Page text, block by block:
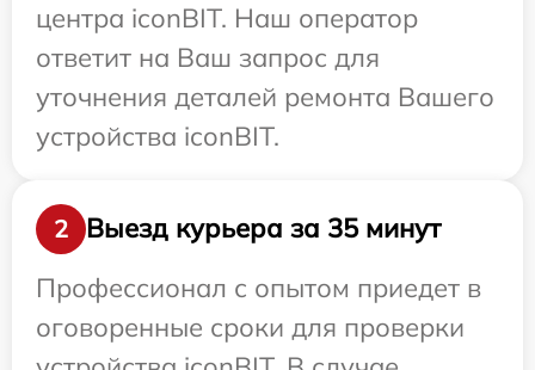
центра iconBIT. Наш оператор
ответит на Ваш запрос для
уточнения деталей ремонта Вашего
устройства iconBIT.
2
Выезд курьера за 35 минут
Профессионал с опытом приедет в
оговоренные сроки для проверки